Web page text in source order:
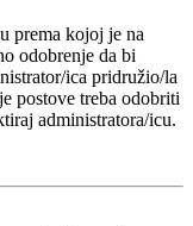
prema kojoj je na
odobrenje da bi
ica pridružio/la
postove treba odobriti
administratora/icu.